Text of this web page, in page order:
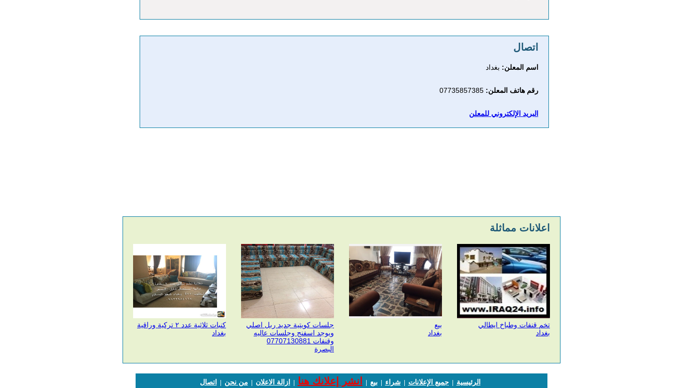
اتصال
اسم المعلن: بغداد
رقم هاتف المعلن: 07735857385
البريد الإلكتروني للمعلن
اعلانات مماثلة
تخم قنفات وطباخ ايطالي
بغداد
بيع
بغداد
جلسات كويتية جديد ربل اصلي
ويوجد اسفنج وجلسات عاليه
وقنفات 07707130881
البصرة
كنبات ثلاثية عدد ٢ تركية وراقية
بغداد
الرئيسية |جميع الإعلانات |شراء |بيع انشر إعلانك هنا ازالة الاعلان من نحن اتصال